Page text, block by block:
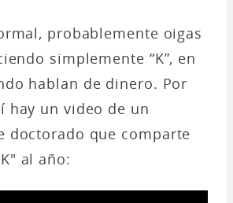
probablemente oigas
simplemente “K”, en
hablan de dinero. Por
hay un video de un
doctorado que comparte
al año: